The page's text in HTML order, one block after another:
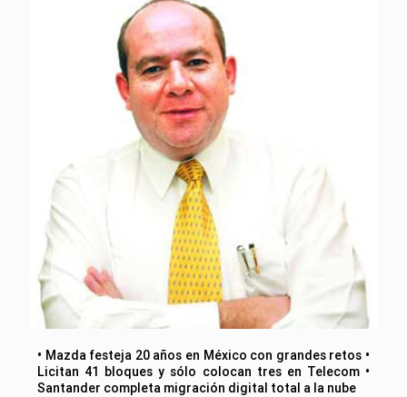
• Mazda festeja 20 años en México con grandes retos •
Licitan 41 bloques y sólo colocan tres en Telecom •
Santander completa migración digital total a la nube